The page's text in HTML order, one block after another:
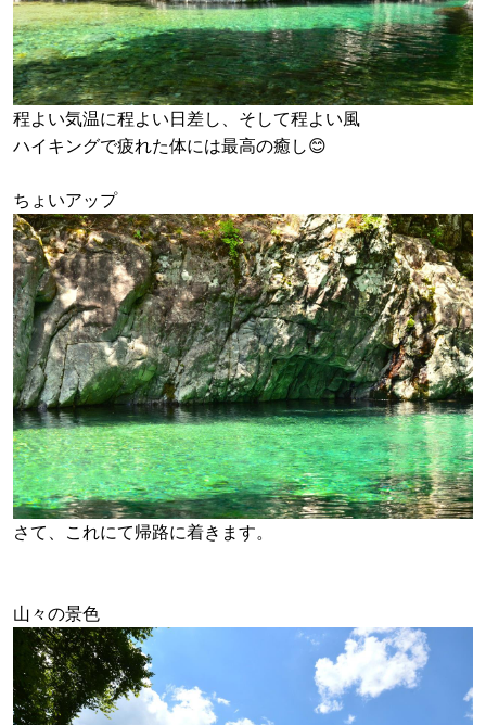
程よい気温に程よい日差し、そして程よい風
ハイキングで疲れた体には最高の癒し😊
ちょいアップ
さて、これにて帰路に着きます。
山々の景色